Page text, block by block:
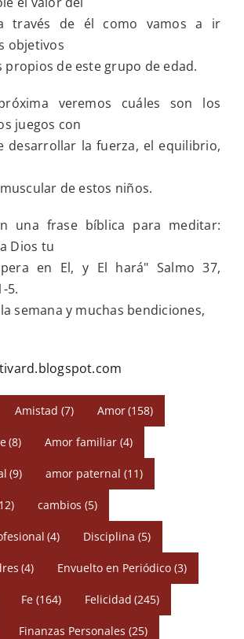
través de él como vamos a ir
objetivos
propios de este grupo de edad.
veremos cuáles son los
juegos con
desarrollar la fuerza, el equilibrio,
de estos niños.
una frase bíblica para meditar:
Dios tu
en El, y El hará" Salmo 37,
5.
semana y muchas bendiciones,
Amistad (7) Amor(158)
(8) Amor familiar (4)
(9) amor paternal (11)
cambios (5)
(4) Disciplina (5)
(4) Envuelto en Periódico (3)
Fe (164) Felicidad (245)
Finanzas Personales (25)